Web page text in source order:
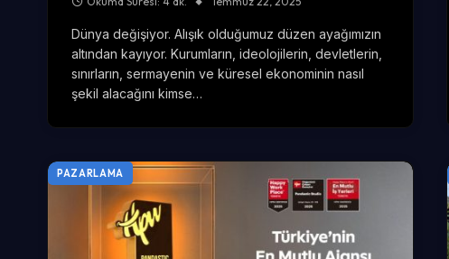
Dünya değişiyor. Alışık olduğumuz düzen ayağımızın
altından kayıyor. Kurumların, ideolojilerin, devletlerin,
sınırların, sermayenin ve küresel ekonominin nasıl
şekil alacağını kimse…
PAZARLAMA